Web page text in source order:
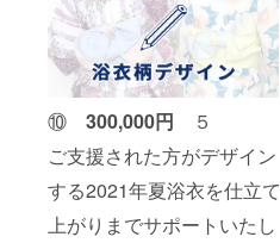
⑩ 300,000円 ５
ご支援された方がデザイン
する2021年夏浴衣を仕立て
上がりまでサポートいたし